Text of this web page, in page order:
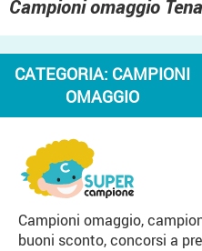
Campioni omaggio
CATEGORIA: CAMPIONI
OMAGGIO
Campioni omaggio,
buoni sconto, concorsi a